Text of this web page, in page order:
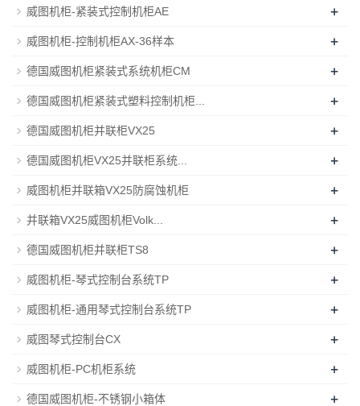
威图机柜-紧装式控制机柜AE +
威图机柜-控制机柜AX-36样本 +
德国威图机柜紧装式系统机柜CM +
德国威图机柜紧装式塑料控制机柜... +
德国威图机柜并联柜VX25 +
德国威图机柜VX25并联柜系统... +
威图机柜并联箱VX25防腐蚀机柜 +
并联箱VX25威图机柜Volk... +
德国威图机柜并联柜TS8 +
威图机柜-琴式控制台系统TP +
威图机柜-通用琴式控制台系统TP +
威图琴式控制台CX +
威图机柜-PC机柜系统 +
德国威图机柜-不锈钢小箱体 +